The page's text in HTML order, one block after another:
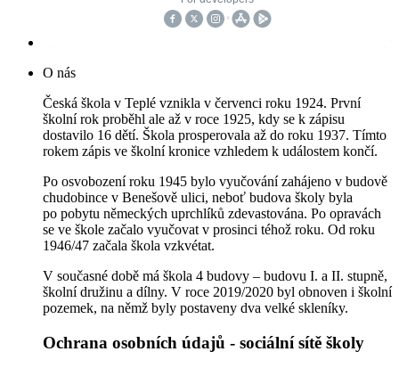
O nás
Česká škola v Teplé vznikla v červenci roku 1924. První
školní rok proběhl ale až v roce 1925, kdy se k zápisu
dostavilo 16 dětí. Škola prosperovala až do roku 1937. Tímto
rokem zápis ve školní kronice vzhledem k událostem končí.
Po osvobození roku 1945 bylo vyučování zahájeno v budově
chudobince v Benešově ulici, neboť budova školy byla
po pobytu německých uprchlíků zdevastována. Po opravách
se ve škole začalo vyučovat v prosinci téhož roku. Od roku
1946/47 začala škola vzkvétat.
V současné době má škola 4 budovy – budovu I. a II. stupně,
školní družinu a dílny. V roce 2019/2020 byl obnoven i školní
pozemek, na němž byly postaveny dva velké skleníky.
Ochrana osobních údajů - sociální sítě školy